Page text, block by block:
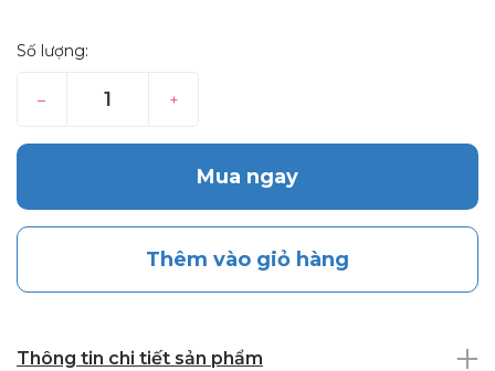
Số lượng:
– +
Mua ngay
Thêm vào giỏ hàng
Thông tin chi tiết sản phẩm